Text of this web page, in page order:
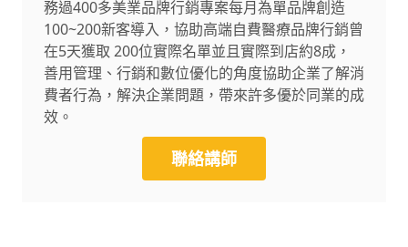
務過400多美業品牌行銷專案每月為單品牌創造
100~200新客導入，協助高端自費醫療品牌行銷曾
在5天獲取 200位實際名單並且實際到店約8成，
善用管理、行銷和數位優化的角度協助企業了解消
費者行為，解決企業問題，帶來許多優於同業的成
效。
聯絡講師